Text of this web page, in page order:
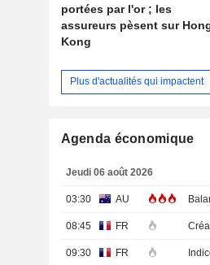
portées par l'or ; les
assureurs pèsent sur
Kong
Plus d'actualités qui impactent
Agenda économique
Jeudi 06 août 2026
03:30 AU
08:45 FR
09:30 FR